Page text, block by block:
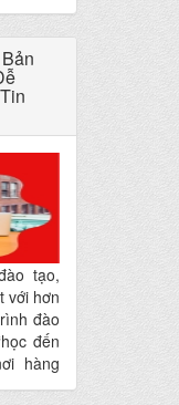
minh,
pháp
90%,
máy
bị
tạo,
với hơn
đào
đến
hàng
để bắt